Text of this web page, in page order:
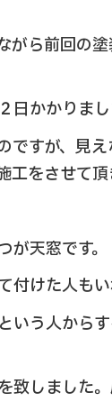
がら前回の
日かかりま
ですが、見
をさせて頂
天窓です。
付けた人も
いう人から
致しました